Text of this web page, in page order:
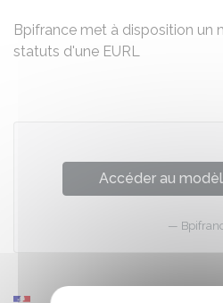
Bpifrance met à disposition un
statuts d'une EURL
Accéder au